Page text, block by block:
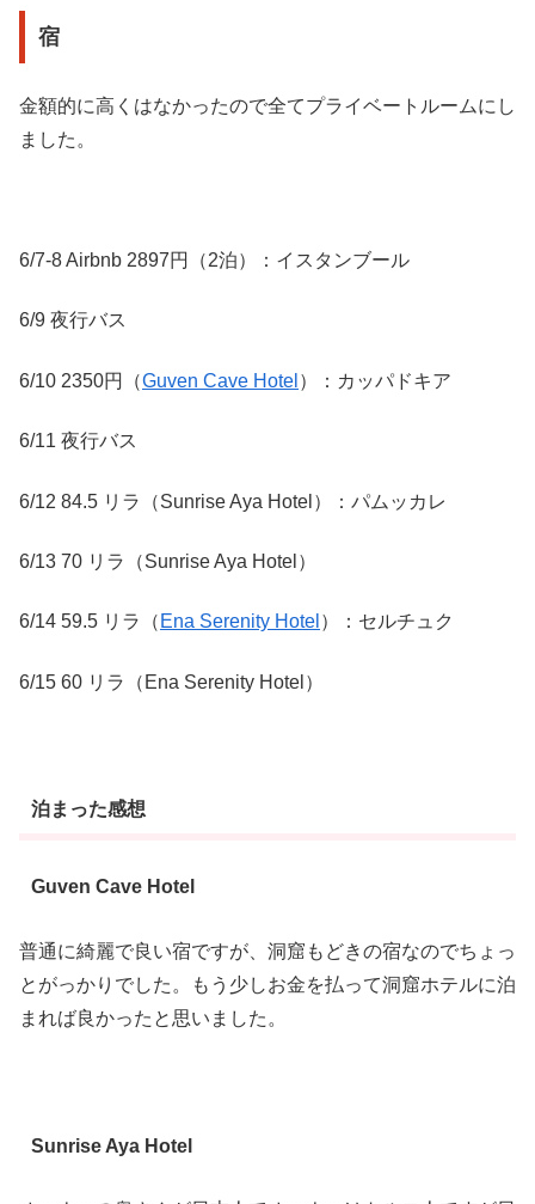
宿
金額的に高くはなかったので全てプライベートルームにし
ました。
6/7-8 Airbnb 2897円（2泊）：イスタンブール
6/9 夜行バス
6/10 2350円（Guven Cave Hotel ）：カッパドキア
6/11 夜行バス
6/12 84.5 リラ（Sunrise Aya Hotel）：パムッカレ
6/13 70 リラ（Sunrise Aya Hotel）
6/14 59.5 リラ（ Ena Serenity Hotel ）：セルチュク
6/15 60 リラ（Ena Serenity Hotel）
泊まった感想
Guven Cave Hotel
普通に綺麗で良い宿ですが、洞窟もどきの宿なのでちょっ
とがっかりでした。もう少しお金を払って洞窟ホテルに泊
まれば良かったと思いました。
Sunrise Aya Hotel